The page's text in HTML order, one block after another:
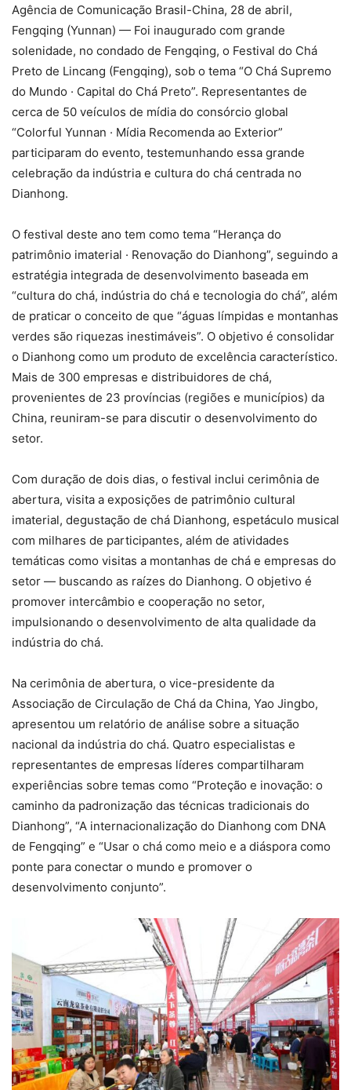
Agência de Comunicação Brasil-China, 28 de abril,
Fengqing (Yunnan) — Foi inaugurado com grande
solenidade, no condado de Fengqing, o Festival do Chá
Preto de Lincang (Fengqing), sob o tema “O Chá Supremo
do Mundo · Capital do Chá Preto”. Representantes de
cerca de 50 veículos de mídia do consórcio global
“Colorful Yunnan · Mídia Recomenda ao Exterior”
participaram do evento, testemunhando essa grande
celebração da indústria e cultura do chá centrada no
Dianhong.
O festival deste ano tem como tema “Herança do
patrimônio imaterial · Renovação do Dianhong”, seguindo a
estratégia integrada de desenvolvimento baseada em
“cultura do chá, indústria do chá e tecnologia do chá”, além
de praticar o conceito de que “águas límpidas e montanhas
verdes são riquezas inestimáveis”. O objetivo é consolidar
o Dianhong como um produto de excelência característico.
Mais de 300 empresas e distribuidores de chá,
provenientes de 23 províncias (regiões e municípios) da
China, reuniram-se para discutir o desenvolvimento do
setor.
Com duração de dois dias, o festival inclui cerimônia de
abertura, visita a exposições de patrimônio cultural
imaterial, degustação de chá Dianhong, espetáculo musical
com milhares de participantes, além de atividades
temáticas como visitas a montanhas de chá e empresas do
setor — buscando as raízes do Dianhong. O objetivo é
promover intercâmbio e cooperação no setor,
impulsionando o desenvolvimento de alta qualidade da
indústria do chá.
Na cerimônia de abertura, o vice-presidente da
Associação de Circulação de Chá da China, Yao Jingbo,
apresentou um relatório de análise sobre a situação
nacional da indústria do chá. Quatro especialistas e
representantes de empresas líderes compartilharam
experiências sobre temas como “Proteção e inovação: o
caminho da padronização das técnicas tradicionais do
Dianhong”, “A internacionalização do Dianhong com DNA
de Fengqing” e “Usar o chá como meio e a diáspora como
ponte para conectar o mundo e promover o
desenvolvimento conjunto”.